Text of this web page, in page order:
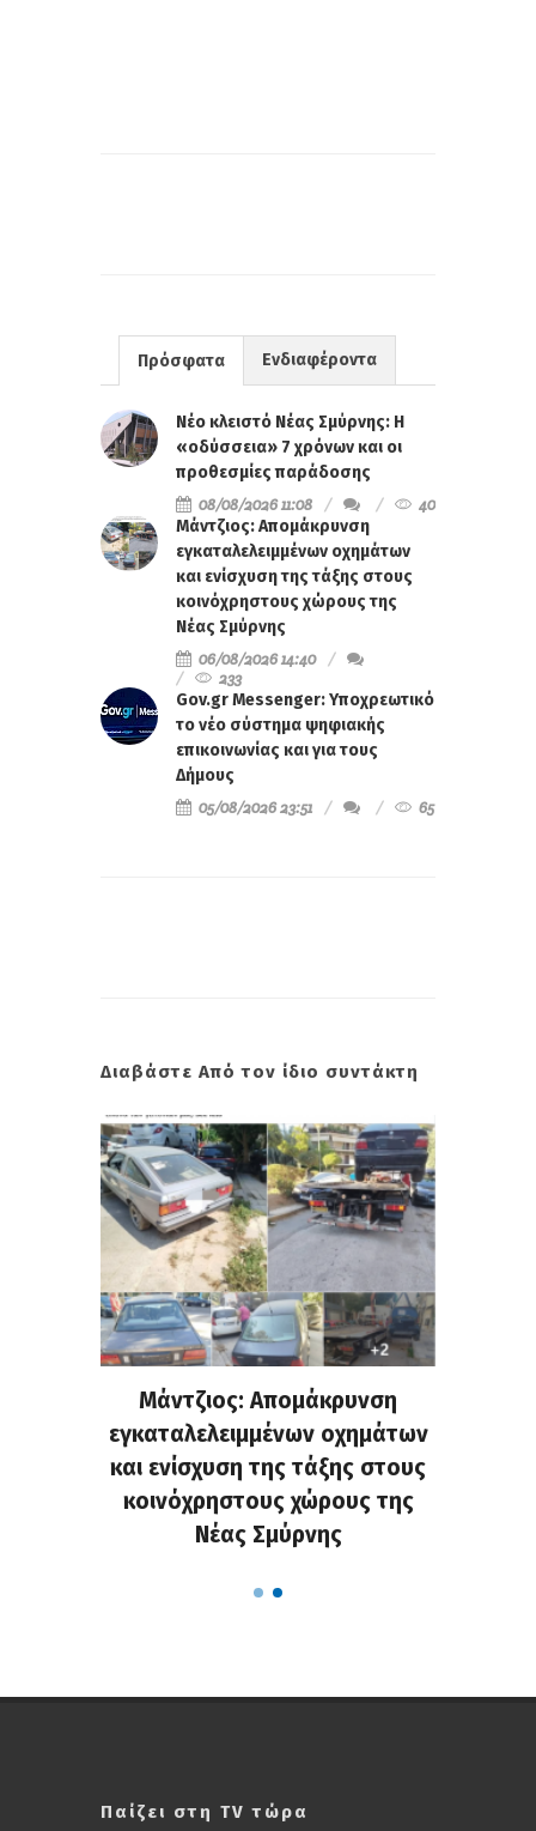
Πρόσφατα Ενδιαφέροντα
Νέο κλειστό Νέας Σμύρνης: Η
«οδύσσεια» 7 χρόνων και οι
προθεσμίες παράδοσης
08/08/2026 11:08
40
Μάντζιος: Απομάκρυνση
εγκαταλελειμμένων οχημάτων
και ενίσχυση της τάξης στους
κοινόχρηστους χώρους της
Νέας Σμύρνης
06/08/2026 14:40
233
Gov.gr Messenger: Υποχρεωτικό
το νέο σύστημα ψηφιακής
επικοινωνίας και για τους
Δήμους
05/08/2026 23:51
65
Διαβάστε Από τον ίδιο συντάκτη
Μάντζιος: Απομάκρυνση
εγκαταλελειμμένων οχημάτων
και ενίσχυση της τάξης στους
κοινόχρηστους χώρους της
Νέας Σμύρνης
Παίζει στη TV τώρα